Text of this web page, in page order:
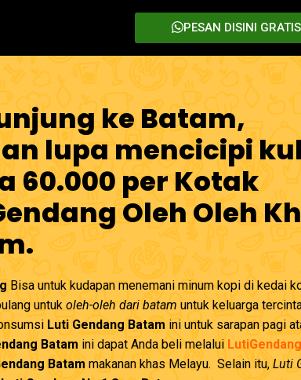
PESAN DISINI
ke Batam,
lupa mencicipi
60.000 per Kotak
Oleh Oleh
Bisa untuk kudapan menemani minum kopi di kedai
untuk oleh-oleh dari batam untuk keluarga
Luti Gendang Batam ini untuk sarapan pagi
Batam ini dapat Anda beli melalui
Batam makanan khas Melayu. Selain itu,Luti